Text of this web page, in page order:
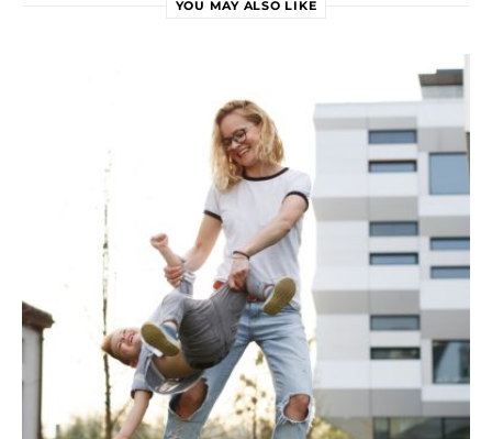
YOU MAY ALSO LIKE